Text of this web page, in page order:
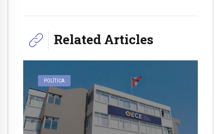
Related Articles
POLÍTICA